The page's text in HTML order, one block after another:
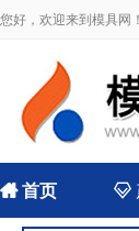
您好，欢迎来到模具网！
首页 